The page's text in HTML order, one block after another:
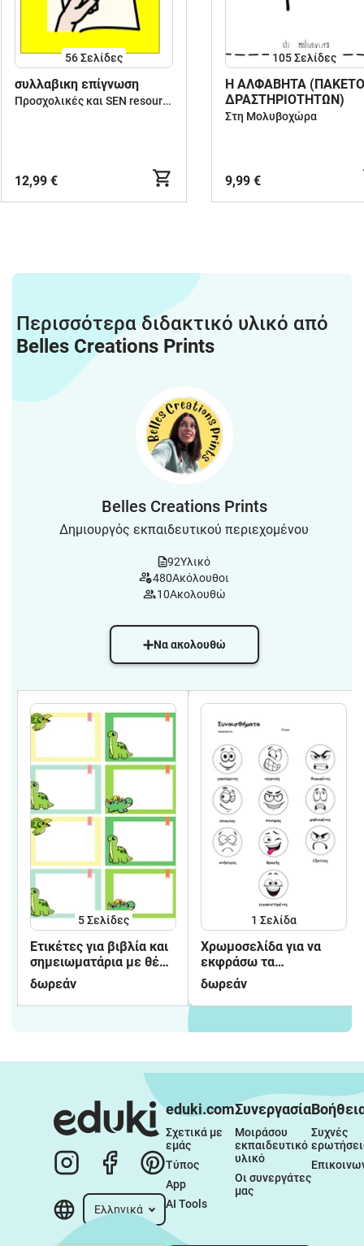
56Σελίδες
συλλαβικη επίγνωση
Προσχολικές και SEN resources
12,99 €
105Σελίδες
Η ΑΛΦΑΒΗΤΑ (ΠΑΚΕΤΟ
ΔΡΑΣΤΗΡΙΟΤΗΤΩΝ)
Στη Μολυβοχώρα
9,99 €
Περισσότερα διδακτικό υλικό από
Belles Creations Prints
Belles Creations Prints
Δημιουργός εκπαιδευτικού περιεχομένου
92Υλικό
480Ακόλουθοι
10Ακολουθώ
Να ακολουθώ
5Σελίδες
Ετικέτες για βιβλία και
σημειωματάρια με θέμα
δεινόσαυρος
δωρεάν
1 Σελίδα
Χρωμοσελίδα για να
εκφράσω τα
συναισθήματα μου
δωρεάν
Ελληνικά
eduki.com
Σχετικά με
εμάς
Τύπος
App
AI Tools
Συνεργασία
Μοιράσου
εκπαιδευτικό
υλικό
Οι συνεργάτες
μας
Συχνές